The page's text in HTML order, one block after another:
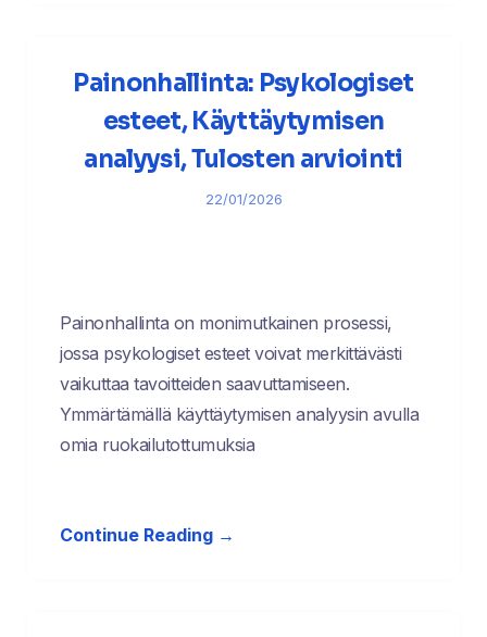
Painonhallinta: Psykologiset
esteet, Käyttäytymisen
analyysi, Tulosten arviointi
22/01/2026
Painonhallinta on monimutkainen prosessi,
jossa psykologiset esteet voivat merkittävästi
vaikuttaa tavoitteiden saavuttamiseen.
Ymmärtämällä käyttäytymisen analyysin avulla
omia ruokailutottumuksia
Continue Reading →